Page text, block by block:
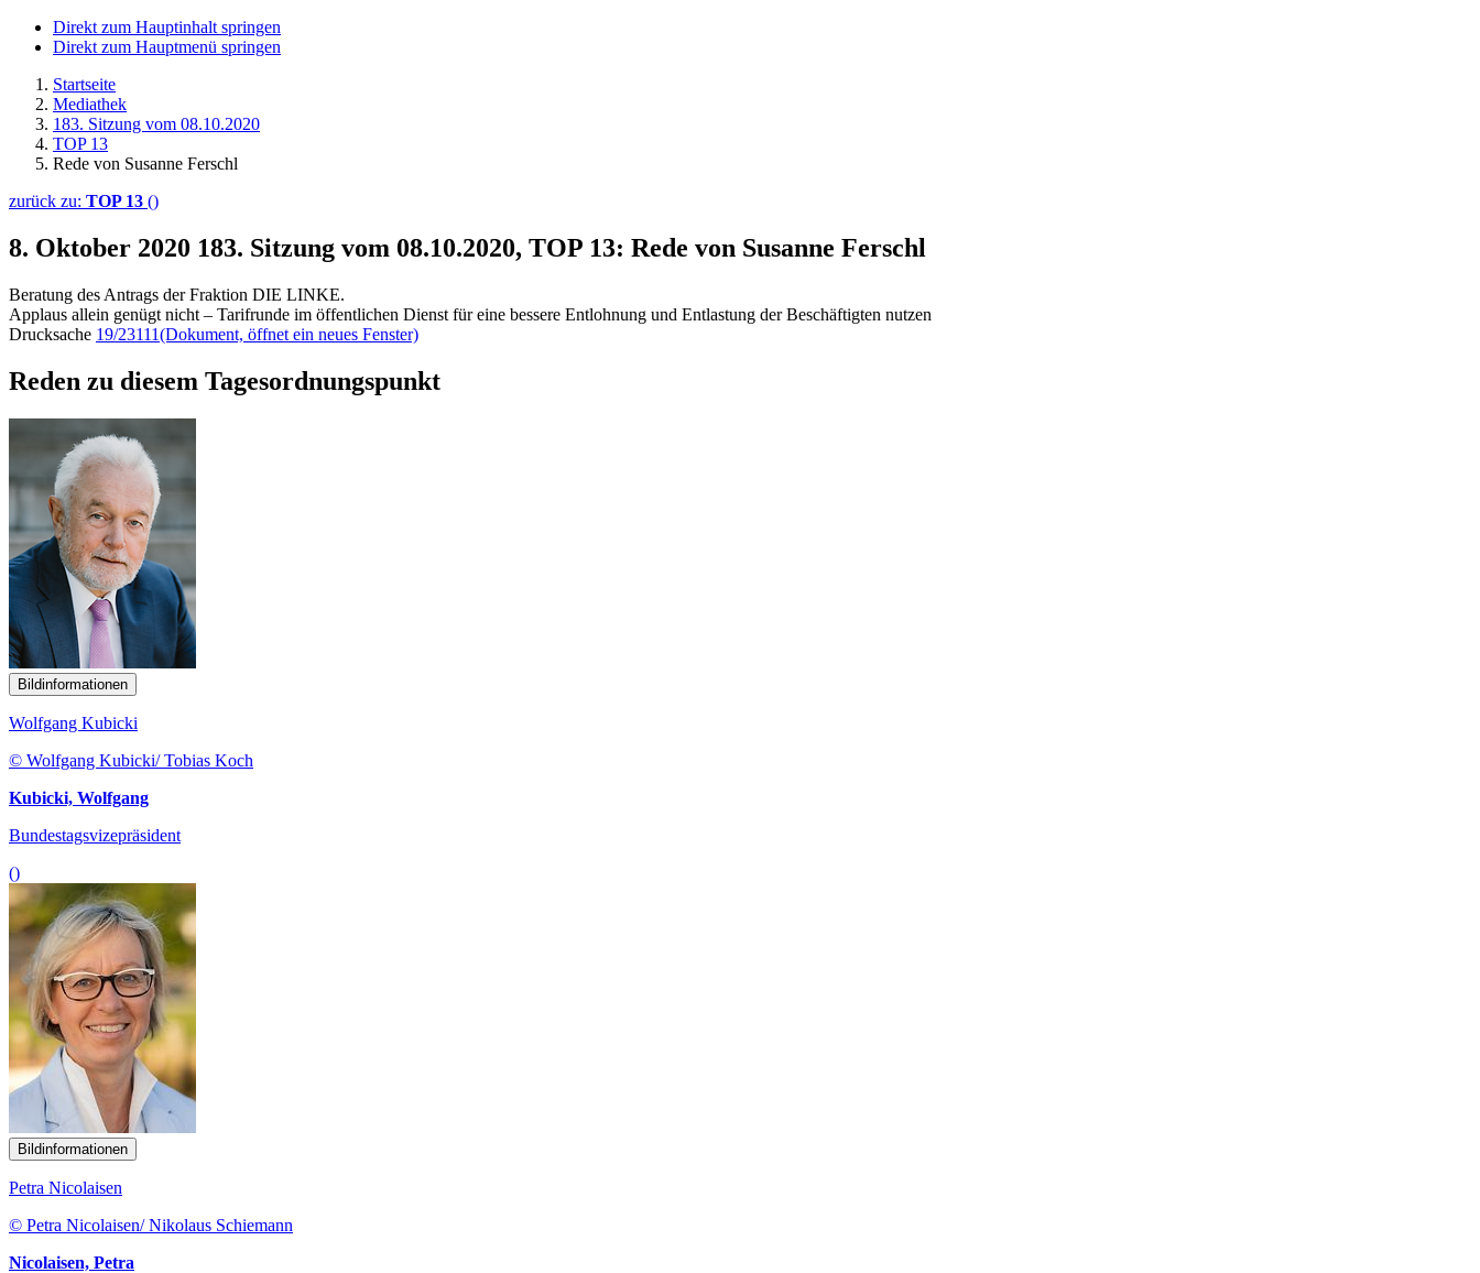
Direkt zum Hauptinhalt springen
Direkt zum Hauptmenü springen
Startseite
Mediathek
183. Sitzung vom 08.10.2020
TOP 13
Rede von Susanne Ferschl
zurück zu: TOP 13 ()
8. Oktober 2020 183. Sitzung vom 08.10.2020, TOP 13: Rede von Susanne Ferschl
Beratung des Antrags der Fraktion DIE LINKE.
Applaus allein genügt nicht – Tarifrunde im öffentlichen Dienst für eine bessere Entlohnung und Entlastung der Beschäftigten nutzen
Drucksache 19/23111(Dokument, öffnet ein neues Fenster)
Reden zu diesem Tagesordnungspunkt
Bildinformationen
Wolfgang Kubicki
© Wolfgang Kubicki/ Tobias Koch
Kubicki, Wolfgang
Bundestagsvizepräsident
()
Bildinformationen
Petra Nicolaisen
© Petra Nicolaisen/ Nikolaus Schiemann
Nicolaisen, Petra